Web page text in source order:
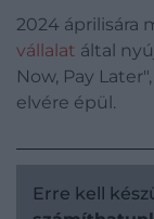
2024 áprilisára
vállalat által
Now, Pay
elvére épül.
Erre kell